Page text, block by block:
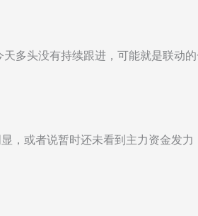
多头没有持续跟进，可能就是联动
，或者说暂时还未看到主力资金发